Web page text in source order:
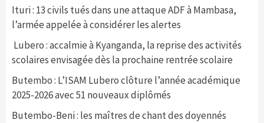
Ituri : 13 civils tués dans une attaque ADF à Mambasa,
l’armée appelée à considérer les alertes
Lubero : accalmie à Kyanganda, la reprise des activités
scolaires envisagée dès la prochaine rentrée scolaire
Butembo : L’ISAM Lubero clôture l’année académique
2025-2026 avec 51 nouveaux diplômés
Butembo-Beni : les maîtres de chant des doyennés